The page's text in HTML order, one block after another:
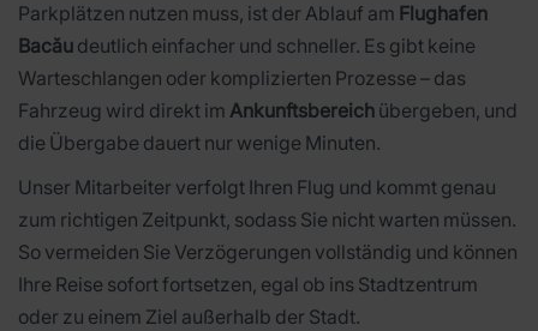
Parkplätzen nutzen muss, ist der Ablauf am Flughafen
Bacău deutlich einfacher und schneller. Es gibt keine
Warteschlangen oder komplizierten Prozesse – das
Fahrzeug wird direkt im Ankunftsbereich übergeben, und
die Übergabe dauert nur wenige Minuten.
Unser Mitarbeiter verfolgt Ihren Flug und kommt genau
zum richtigen Zeitpunkt, sodass Sie nicht warten müssen.
So vermeiden Sie Verzögerungen vollständig und können
Ihre Reise sofort fortsetzen, egal ob ins Stadtzentrum
oder zu einem Ziel außerhalb der Stadt.